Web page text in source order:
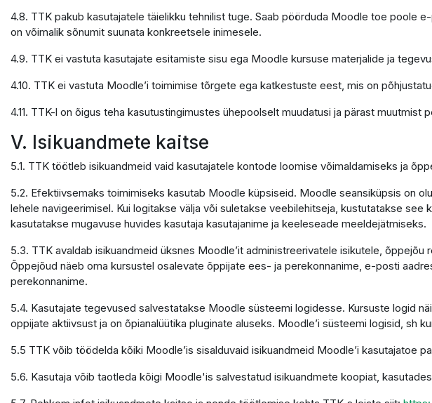
4.8. TTK pakub kasutajatele täielikku tehnilist tuge. Saab pöörduda Moodle toe poole
on võimalik sõnumit suunata konkreetsele inimesele.
4.9. TTK ei vastuta kasutajate esitamiste sisu ega Moodle kursuse materjalide ja
4.10. TTK ei vastuta Moodle’i toimimise tõrgete ega katkestuste eest, mis on
4.11. TTK-l on õigus teha kasutustingimustes ühepoolselt muudatusi ja pärast
V. Isikuandmete kaitse
5.1. TTK töötleb isikuandmeid vaid kasutajatele kontode loomise võimaldamiseks ja
5.2. Efektiivsemaks toimimiseks kasutab Moodle küpsiseid. Moodle seansiküpsis on
lehele navigeerimisel. Kui logitakse välja või suletakse veebilehitseja, kustutatakse
kasutatakse mugavuse huvides kasutaja kasutajanime ja keeleseade meeldejätmiseks.
5.3. TTK avaldab isikuandmeid üksnes Moodle’it administreerivatele isikutele,
Õppejõud näeb oma kursustel osalevate õppijate ees- ja perekonnanime, e-posti
perekonnanime.
5.4. Kasutajate tegevused salvestatakse Moodle süsteemi logidesse. Kursuste logid
oppijate aktiivsust ja on õpianalüütika pluginate aluseks. Moodle’i süsteemi logisid, sh
5.5 TTK võib töödelda kõiki Moodle’is sisalduvaid isikuandmeid Moodle’i kasutajatoe
5.6. Kasutaja võib taotleda kõigi Moodle'is salvestatud isikuandmete koopiat,